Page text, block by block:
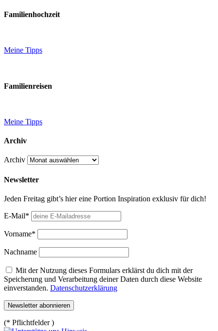
Familienhochzeit
Meine Tipps
Familienreisen
Meine Tipps
Archiv
Archiv
Newsletter
Jeden Freitag gibt’s hier eine Portion Inspiration exklusiv für dich!
E-Mail*
Vorname*
Nachname
Mit der Nutzung dieses Formulars erklärst du dich mit der
Speicherung und Verarbeitung deiner Daten durch diese Website
einverstanden. Datenschutzerklärung
(* Pflichtfelder )